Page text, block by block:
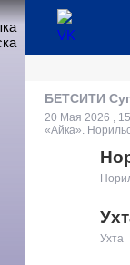
БЕТСИТИ
20 Мая 2026 ,
«Айка».
Ухта